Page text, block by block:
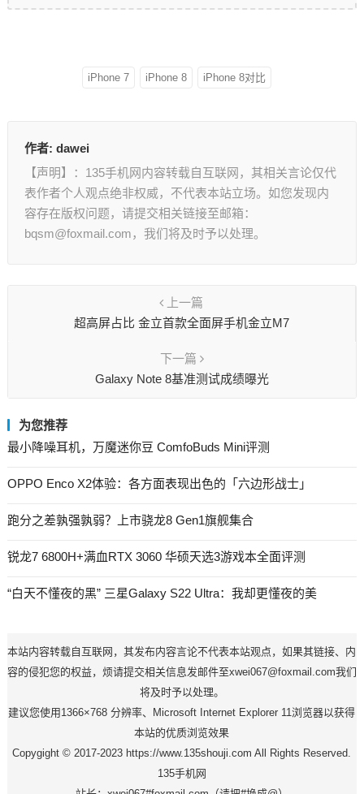
iPhone 7 iPhone 8 iPhone 8对比
作者: dawei
【声明】：135手机网内容转载自互联网，其相关言论仅代
表作者个人观点绝非权威，不代表本站立场。如您发现内
容存在版权问题，请提交相关链接至邮箱：
bqsm@foxmail.com，我们将及时予以处理。
上一篇
超高屏占比 金立首款全面屏手机金立M7
下一篇
Galaxy Note 8基准测试成绩曝光
为您推荐
最小降噪耳机，万魔迷你豆 ComfoBuds Mini评测
OPPO Enco X2体验：各方面表现出色的「六边形战士」
跑分之差孰强孰弱？上市骁龙8 Gen1旗舰集合
锐龙7 6800H+满血RTX 3060 华硕天选3游戏本全面评测
“白天不懂夜的黑” 三星Galaxy S22 Ultra：我却更懂夜的美
本站内容转载自互联网，其发布内容言论不代表本站观点，如果其链接、内
容的侵犯您的权益，烦请提交相关信息发邮件至xwei067@foxmail.com我们
将及时予以处理。
建议您使用1366×768 分辨率、Microsoft Internet Explorer 11浏览器以获得
本站的优质浏览效果
Copygight © 2017-2023 https://www.135shouji.com All Rights Reserved.
135手机网